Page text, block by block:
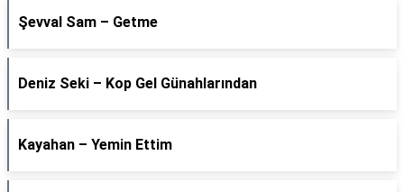
Şevval Sam – Getme
Deniz Seki – Kop Gel Günahlarından
Kayahan – Yemin Ettim